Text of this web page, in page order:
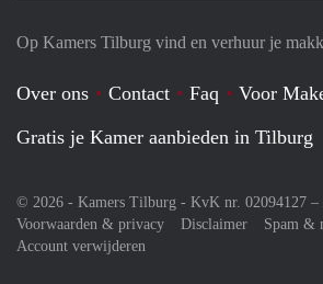
Op Kamers Tilburg vind en verhuur je
Over ons Contact Faq Voor
Gratis je Kamer aanbieden in Tilburg
© 2026 - Kamers Tilburg - KvK nr. 02094127 –
Voorwaarden & privacy
Disclaimer
Spam &
Account verwijderen